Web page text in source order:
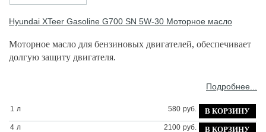
Hyundai XTeer Gasoline G700 SN 5W-30 Моторное масло
Моторное масло для бензиновых двигателей, обеспечивает
долгую защиту двигателя.
Подробнее...
1 л 580 руб.
4 л 2100 руб.